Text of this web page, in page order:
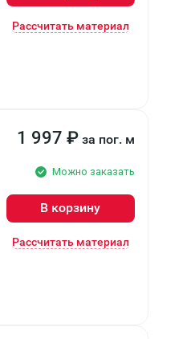
Рассчитать материал
1 997 ₽ за пог. м
Можно заказать
В корзину
Рассчитать материал